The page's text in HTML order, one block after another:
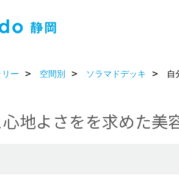
ー 空間別 ソラマドデッキ 自
地よさをを求めた美